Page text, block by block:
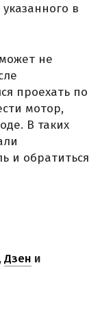
в
не
проехать по
мотор,
В таких
и обратиться
,Дзен и